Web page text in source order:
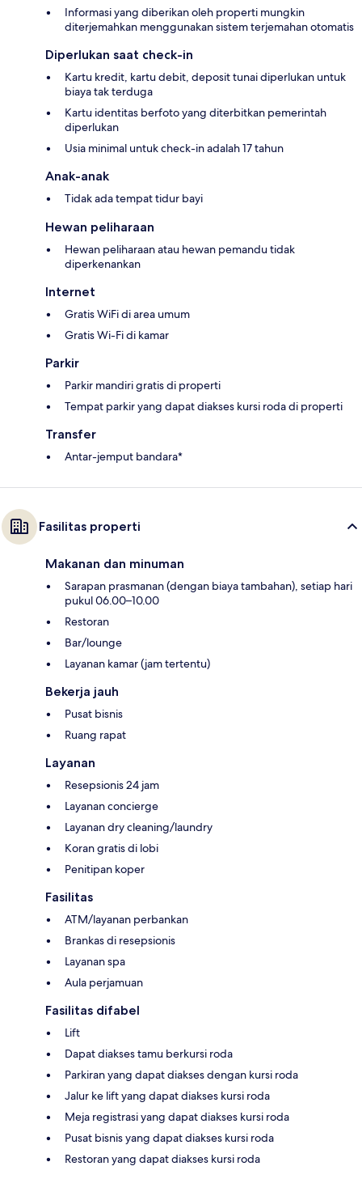
Informasi yang diberikan oleh properti mungkin
diterjemahkan menggunakan sistem terjemahan otomatis
Diperlukan saat check-in
Kartu kredit, kartu debit, deposit tunai diperlukan untuk
biaya tak terduga
Kartu identitas berfoto yang diterbitkan pemerintah
diperlukan
Usia minimal untuk check-in adalah 17 tahun
Anak-anak
Tidak ada tempat tidur bayi
Hewan peliharaan
Hewan peliharaan atau hewan pemandu tidak
diperkenankan
Internet
Gratis WiFi di area umum
Gratis Wi-Fi di kamar
Parkir
Parkir mandiri gratis di properti
Tempat parkir yang dapat diakses kursi roda di properti
Transfer
Antar-jemput bandara*
Fasilitas properti
Makanan dan minuman
Sarapan prasmanan (dengan biaya tambahan), setiap hari
pukul 06.00–10.00
Restoran
Bar/lounge
Layanan kamar (jam tertentu)
Bekerja jauh
Pusat bisnis
Ruang rapat
Layanan
Resepsionis 24 jam
Layanan concierge
Layanan dry cleaning/laundry
Koran gratis di lobi
Penitipan koper
Fasilitas
ATM/layanan perbankan
Brankas di resepsionis
Layanan spa
Aula perjamuan
Fasilitas difabel
Lift
Dapat diakses tamu berkursi roda
Parkiran yang dapat diakses dengan kursi roda
Jalur ke lift yang dapat diakses kursi roda
Meja registrasi yang dapat diakses kursi roda
Pusat bisnis yang dapat diakses kursi roda
Restoran yang dapat diakses kursi roda